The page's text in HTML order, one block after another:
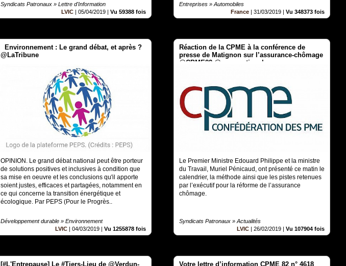
Syndicats Patronaux » Lettre d'Information
LVIC |05/04/2019 |Vu 59388 fois
Entreprises » Automobiles
France |31/03/2019 |Vu 348373 fois
Environnement : Le grand débat, et après ?
@LaTribune
OPINION. Le grand débat national peut être porteur
de solutions positives et inclusives à condition que
sa mise en oeuvre et les conclusions qu'il apporte
soient justes, efficaces et partagées, notamment en
ce qui concerne la transition énergétique et
écologique. Par PEPS (Pour le Progrès..
Développement durable » Environnement
LVIC |04/03/2019 |Vu 1255878 fois
Réaction de la CPME à la conférence de
presse de Matignon sur l’assurance-chômage
@CPME82 @cpmenationale
Le Premier Ministre Edouard Philippe et la ministre
du Travail, Muriel Pénicaud, ont présenté ce matin le
calendrier, la méthode ainsi que les pistes retenues
par l’exécutif pour la réforme de l’assurance
chômage.
Syndicats Patronaux » Actualités
LVIC |26/02/2019 |Vu 107904 fois
[#L'Entrepause] Le #Tiers-Lieu de @Verdun-
Votre lettre d’information CPME 82 n° 4618